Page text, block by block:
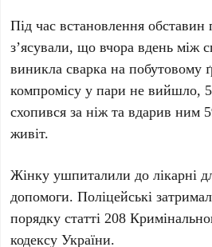
Під час встановлення обставин
з’ясували, що вчора вдень між
виникла сварка на побутовому
компромісу у пари не вийшло,
схопився за ніж та вдарив ним
живіт.
Жінку ушпиталили до лікарні
допомоги. Поліцейські
порядку статті 208
кодексу України.